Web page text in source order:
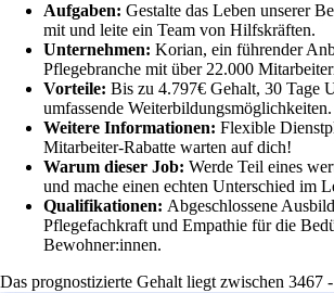
Aufgaben: Gestalte das Leben unserer
mit und leite ein Team von Hilfskräften.
Unternehmen: Korian, ein führender
Pflegebranche mit über 22.000
Vorteile: Bis zu 4.797€ Gehalt, 30 Tage
umfassende Weiterbildungsmöglichkeiten.
Weitere Informationen: Flexible
Mitarbeiter-Rabatte warten auf dich!
Warum dieser Job: Werde Teil eines
und mache einen echten Unterschied im
Qualifikationen: Abgeschlossene
Pflegefachkraft und Empathie für die
Bewohner:innen.
Das prognostizierte Gehalt liegt zwischen 3467